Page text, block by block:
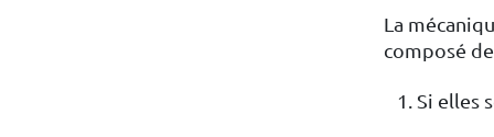
La
composé
Si elles